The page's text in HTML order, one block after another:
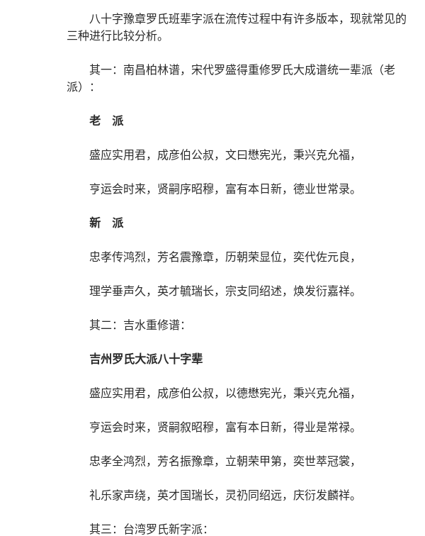
八十字豫章罗氏班辈字派在流传过程中有许多版本，现就常见的
三种进行比较分析。
其一：南昌柏林谱，宋代罗盛得重修罗氏大成谱统一辈派（老
派）：
老 派
盛应实用君，成彦伯公叔，文曰懋宪光，秉兴克允福，
亨运会时来，贤嗣序昭穆，富有本日新，德业世常录。
新 派
忠孝传鸿烈，芳名震豫章，历朝荣显位，奕代佐元良，
理学垂声久，英才毓瑞长，宗支同绍述，焕发衍嘉祥。
其二：吉水重修谱：
吉州罗氏大派八十字辈
盛应实用君，成彦伯公叔，以德懋宪光，秉兴克允福，
亨运会时来，贤嗣叙昭穆，富有本日新，得业是常禄。
忠孝全鸿烈，芳名振豫章，立朝荣甲第，奕世萃冠裳，
礼乐家声绕，英才国瑞长，灵礽同绍远，庆衍发麟祥。
其三：台湾罗氏新字派：